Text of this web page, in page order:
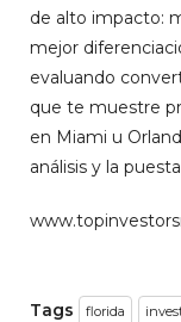
de alto impacto:
mejor
evaluando
que te muestre
en Miami u
análisis y la
Tags florida